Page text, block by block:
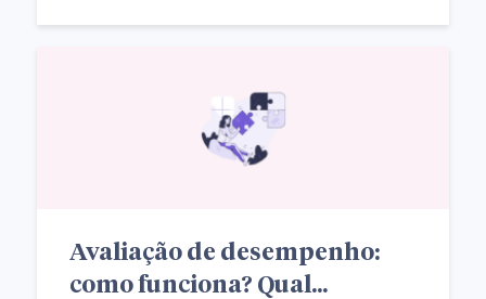
Avaliação de desempenho:
como funciona? Qual...